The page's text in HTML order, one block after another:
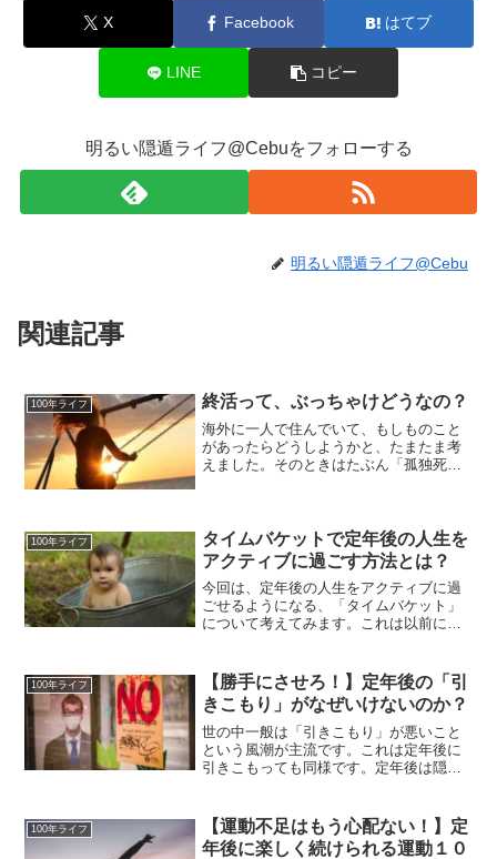
X Facebook はてブ
LINE コピー
明るい隠遁ライフ@Cebuをフォローする
明るい隠遁ライフ@Cebu
関連記事
100年ライフ 終活って、ぶっちゃけどうなの？
海外に一人で住んでいて、もしものこと
があったらどうしようかと、たまたま考
えました。そのときはたぶん「孤独死」
なったのでちょと書いみました。
100年ライフ
タイムバケットで定年後の人生を
アクティブに過ごす方法とは？
今回は、定年後の人生をアクティブに過
ごせるようになる、「タイムバケット」
について考えてみます。これは以前にご
なっています。是非うまく活用して、定
年後を充実させたいものです。
100年ライフ
【勝手にさせろ！】定年後の「引
きこもり」がなぜいけないのか？
世の中一般は「引きこもり」が悪いこと
という風潮が主流です。これは定年後に
引きこもっても同様です。定年後は隠居
でも、定年後くらいは好きなようにさせ
て欲しいと思いませんか？
100年ライフ
【運動不足はもう心配ない！】定
年後に楽しく続けられる運動１０